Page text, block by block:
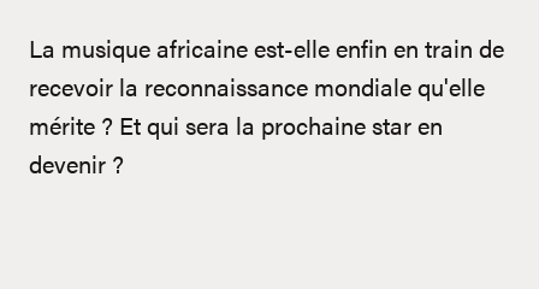
La musique africaine est-elle enfin en train de
recevoir la reconnaissance mondiale qu'elle
mérite ? Et qui sera la prochaine star en
devenir ?